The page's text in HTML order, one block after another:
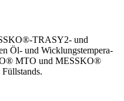
TRASY2- und
Öl- und Wick­lungs­tem­pe­ra­
MTO und MESSKO®